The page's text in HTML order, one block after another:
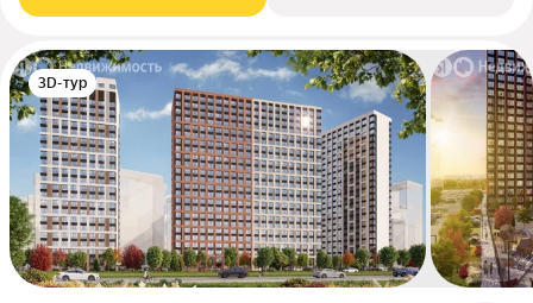
3D-тур